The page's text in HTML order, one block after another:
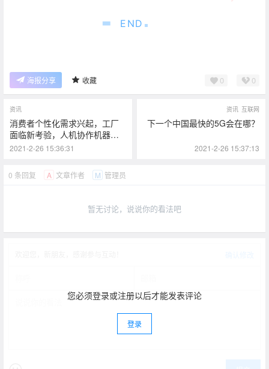
END
海报分享 收藏 0 0
资讯
消费者个性化需求兴起，工厂
面临新考验，人机协作机器人
受追捧
2021-2-26 15:36:31
资讯 互联网
下一个中国最快的5G会在哪？
2021-2-26 15:37:13
0 条回复 A 文章作者 M 管理员
暂无讨论，说说你的看法吧
您必须登录或注册以后才能发表评论
登录